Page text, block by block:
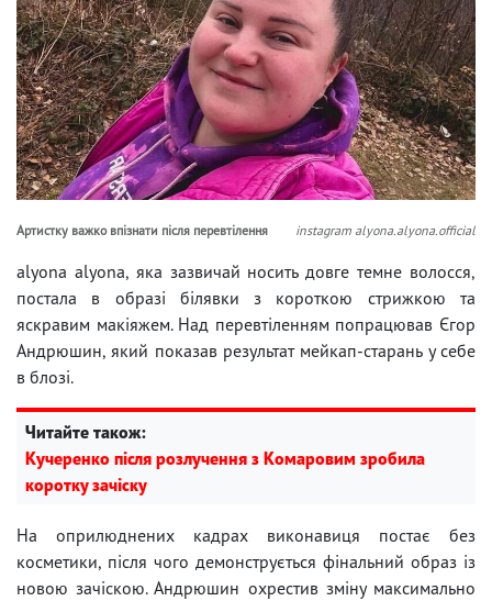
Артистку важко впізнати після перевтілення instagram alyona.alyona.official
alyona alyona, яка зазвичай носить довге темне волосся,
постала в образі білявки з короткою стрижкою та
яскравим макіяжем. Над перевтіленням попрацював Єгор
Андрюшин, який показав результат мейкап-старань у себе
в блозі.
Читайте також:
Кучеренко після розлучення з Комаровим зробила
коротку зачіску
На оприлюднених кадрах виконавиця постає без
косметики, після чого демонструється фінальний образ із
новою зачіскою. Андрюшин охрестив зміну максимально